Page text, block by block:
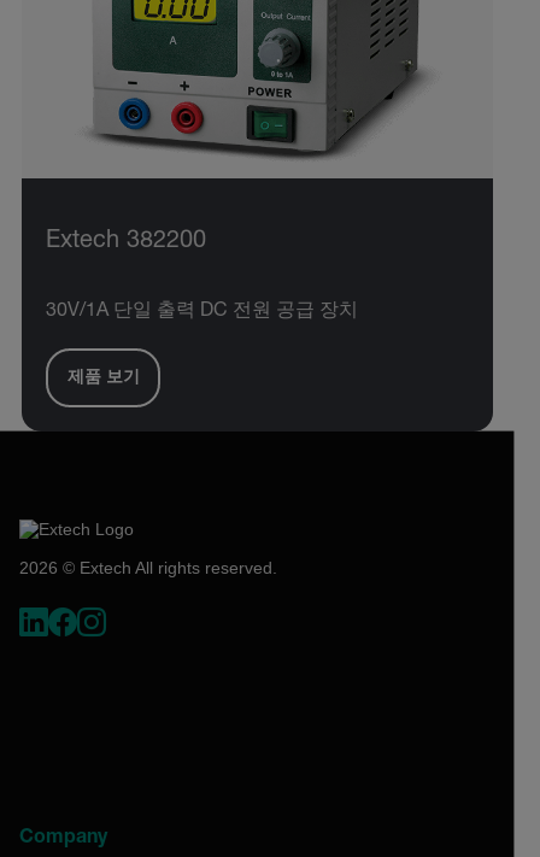
Extech 382200
30V/1A 단일 출력 DC 전원 공급 장치
제품 보기
2026 © Extech All rights reserved.
Company